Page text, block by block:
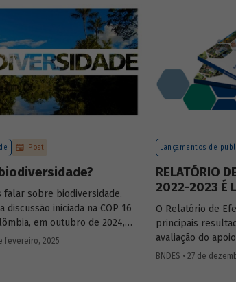
a gestão e preservação das
da possibilidade de utilização
de parceria com o setor
viabilizar o desenvolvimento
nessas regiões.
vetor da
à inovação, à
economia verde
longo prazo.
Post
falar sobre biodiversidade.
discussão iniciada na COP 16
em outubro de 2024,
uma série de posts
fevereiro, 2025
Lançamentos de
RELATÓRIO
2022-2023 É
O Relatório de
principais
avaliação do
são apresentados
BNDES • 27 de